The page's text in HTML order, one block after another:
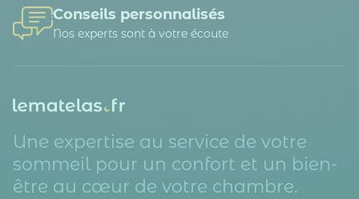
Conseils personnalisés
Nos experts sont à votre écoute
Une expertise au service de votre
sommeil pour un confort et un bien-
être au cœur de votre chambre.